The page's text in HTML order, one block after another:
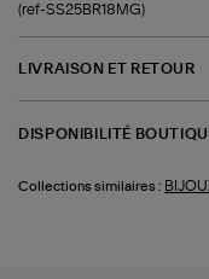
(ref-SS25BR18MG)
LIVRAISON ET RETOUR
DISPONIBILITÉ
Collections similaires :